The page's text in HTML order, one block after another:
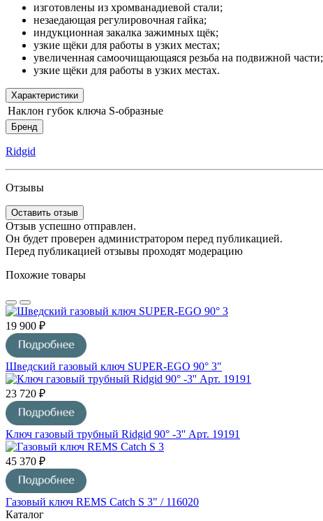
изготовлены из хромванадиевой стали;
незаедающая регулировочная гайка;
индукционная закалка зажимных щёк;
узкие щёки для работы в узких местах;
увеличенная самоочищающаяся резьба на подвижной части;
узкие щёки для работы в узких местах.
Характеристики
Наклон губок ключа S-образные
Бренд
Ridgid
Отзывы
Оставить отзыв
Отзыв успешно отправлен.
Он будет проверен администратором перед публикацией.
Перед публикацией отзывы проходят модерацию
Похожие товары
19 900 ₽
Шведский газовый ключ SUPER-EGO 90° 3"
23 720 ₽
Ключ газовый трубный Ridgid 90° -3'' Арт. 19191
45 370 ₽
Газовый ключ REMS Catch S 3" / 116020
Каталог